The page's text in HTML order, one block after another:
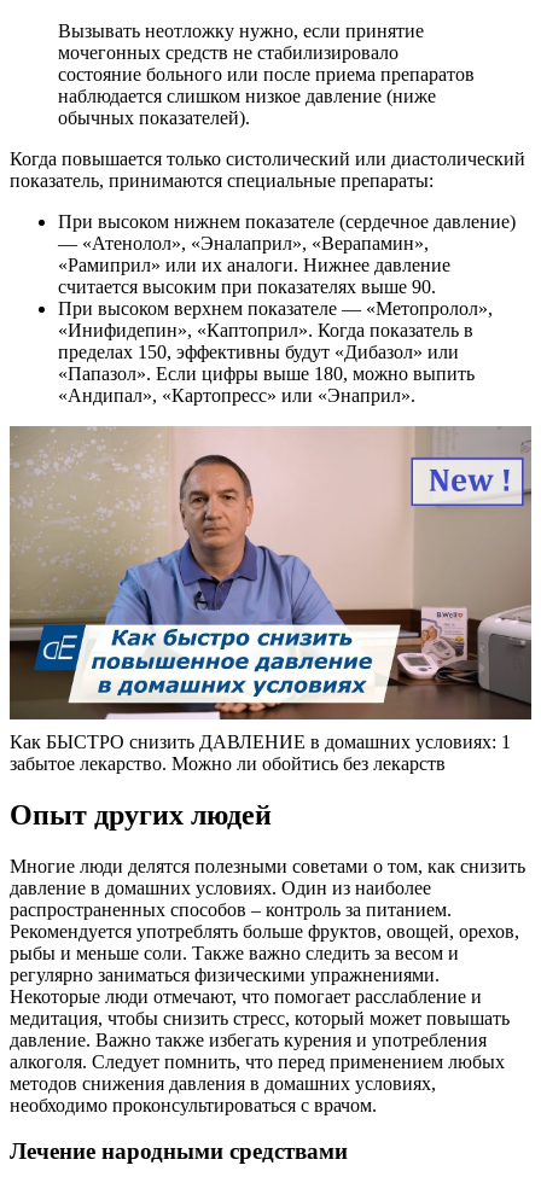
Вызывать неотложку нужно, если принятие
мочегонных средств не стабилизировало
состояние больного или после приема препаратов
наблюдается слишком низкое давление (ниже
обычных показателей).
Когда повышается только систолический или диастолический
показатель, принимаются специальные препараты:
При высоком нижнем показателе (сердечное давление)
— «Атенолол», «Эналаприл», «Верапамин»,
«Рамиприл» или их аналоги. Нижнее давление
считается высоким при показателях выше 90.
При высоком верхнем показателе — «Метопролол»,
«Инифидепин», «Каптоприл». Когда показатель в
пределах 150, эффективны будут «Дибазол» или
«Папазол». Если цифры выше 180, можно выпить
«Андипал», «Картопресс» или «Энаприл».
Как БЫСТРО снизить ДАВЛЕНИЕ в домашних условиях: 1
забытое лекарство. Можно ли обойтись без лекарств
Опыт других людей
Многие люди делятся полезными советами о том, как снизить
давление в домашних условиях. Один из наиболее
распространенных способов – контроль за питанием.
Рекомендуется употреблять больше фруктов, овощей, орехов,
рыбы и меньше соли. Также важно следить за весом и
регулярно заниматься физическими упражнениями.
Некоторые люди отмечают, что помогает расслабление и
медитация, чтобы снизить стресс, который может повышать
давление. Важно также избегать курения и употребления
алкоголя. Следует помнить, что перед применением любых
методов снижения давления в домашних условиях,
необходимо проконсультироваться с врачом.
Лечение народными средствами